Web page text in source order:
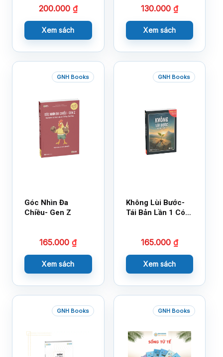
200.000 ₫
Xem sách
130.000 ₫
Xem sách
GNH Books
Góc Nhìn Đa
Chiều- Gen Z
165.000₫
Xem sách
GNH Books
Không Lùi Bước-
Tái Bản Lần 1 Có
165.000 ₫
Xem sách
GNH Books GNH Books